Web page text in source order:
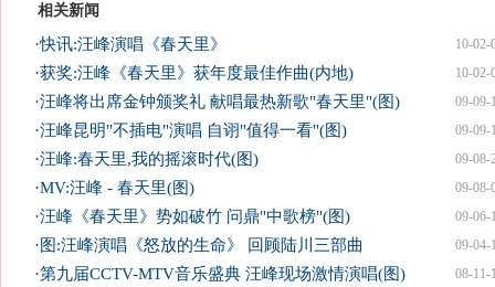
相关新闻
10-02-
·快讯:汪峰演唱《春天里》
10-02-
·获奖:汪峰《春天里》获年度最佳作曲(内地)
09-09-
·汪峰将出席金钟颁奖礼 献唱最热新歌"春天里"(图)
09-09-
·汪峰昆明"不插电"演唱 自诩"值得一看"(图)
09-08-
·汪峰:春天里,我的摇滚时代(图)
09-08-
·MV:汪峰 - 春天里(图)
09-06-
·汪峰《春天里》势如破竹 问鼎"中歌榜"(图)
09-04-
· 图:汪峰演唱《怒放的生命》 回顾陆川三部曲
08-11-
·第九届CCTV-MTV音乐盛典 汪峰现场激情演唱(图)